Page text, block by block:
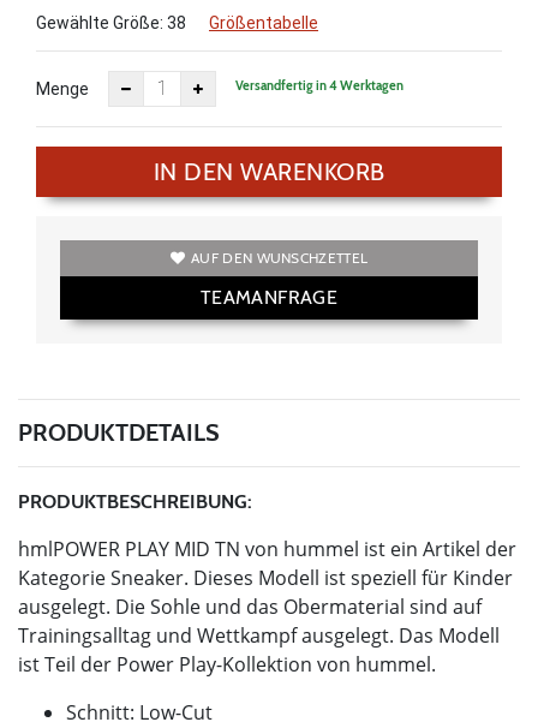
Gewählte Größe: 38 Größentabelle
Menge Versandfertig in 4 Werktagen
IN DEN WARENKORB
AUF DEN WUNSCHZETTEL
TEAMANFRAGE
PRODUKTDETAILS
PRODUKTBESCHREIBUNG:
hmlPOWER PLAY MID TN von hummel ist ein Artikel der
Kategorie Sneaker. Dieses Modell ist speziell für Kinder
ausgelegt. Die Sohle und das Obermaterial sind auf
Trainingsalltag und Wettkampf ausgelegt. Das Modell
ist Teil der Power Play-Kollektion von hummel.
Schnitt: Low-Cut